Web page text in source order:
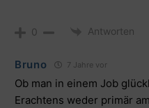
0 Antworten
Bruno 7 Jahre vor
Ob man in einem Job
Erachtens weder primär